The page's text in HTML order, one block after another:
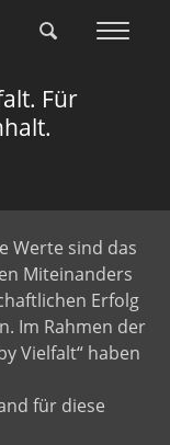
Für
Werte sind das
Miteinanders
Erfolg
Im Rahmen der
Vielfalt“ haben
für diese